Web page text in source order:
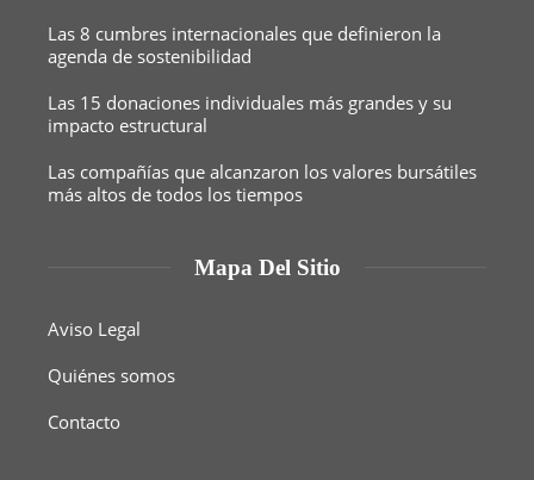
Las 8 cumbres internacionales que definieron la
agenda de sostenibilidad
Las 15 donaciones individuales más grandes y su
impacto estructural
Las compañías que alcanzaron los valores bursátiles
más altos de todos los tiempos
Mapa Del Sitio
Aviso Legal
Quiénes somos
Contacto